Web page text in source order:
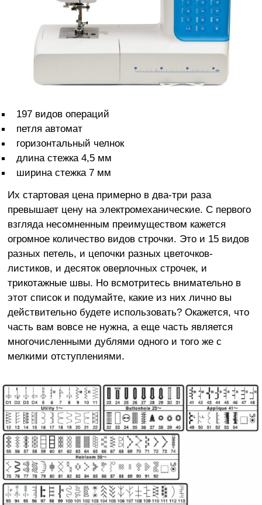
197 видов операций
петля автомат
горизонтальный челнок
длина стежка 4,5 мм
ширина стежка 7 мм
Их стартовая цена примерно в два-три раза
превышает цену на электромеханические. С первого
взгляда несомненным преимуществом кажется
огромное количество видов строчки. Это и 15 видов
разных петель, и цепочки разных цветочков-
листиков, и десяток оверлочных строчек, и
трикотажные швы. Но всмотритесь внимательно в
этот список и подумайте, какие из них лично вы
действительно будете использовать? Окажется, что
часть вам вовсе не нужна, а еще часть является
многочисленными дублями одного и того же с
мелкими отступлениями.